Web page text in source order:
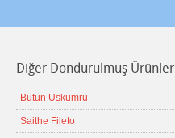
Diğer Dondurulmuş Ürünler
Bütün Uskumru
Saithe Fileto